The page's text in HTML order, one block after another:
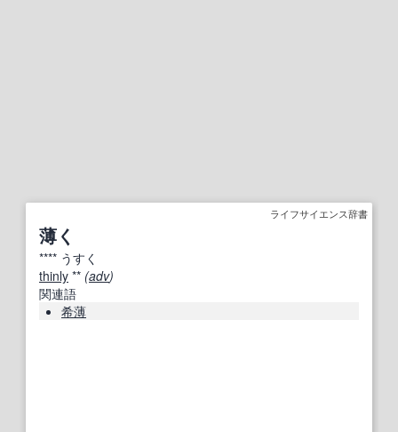
ライフサイエンス辞書
薄く
**** うすく
thinly ** (adv)
関連語
希薄